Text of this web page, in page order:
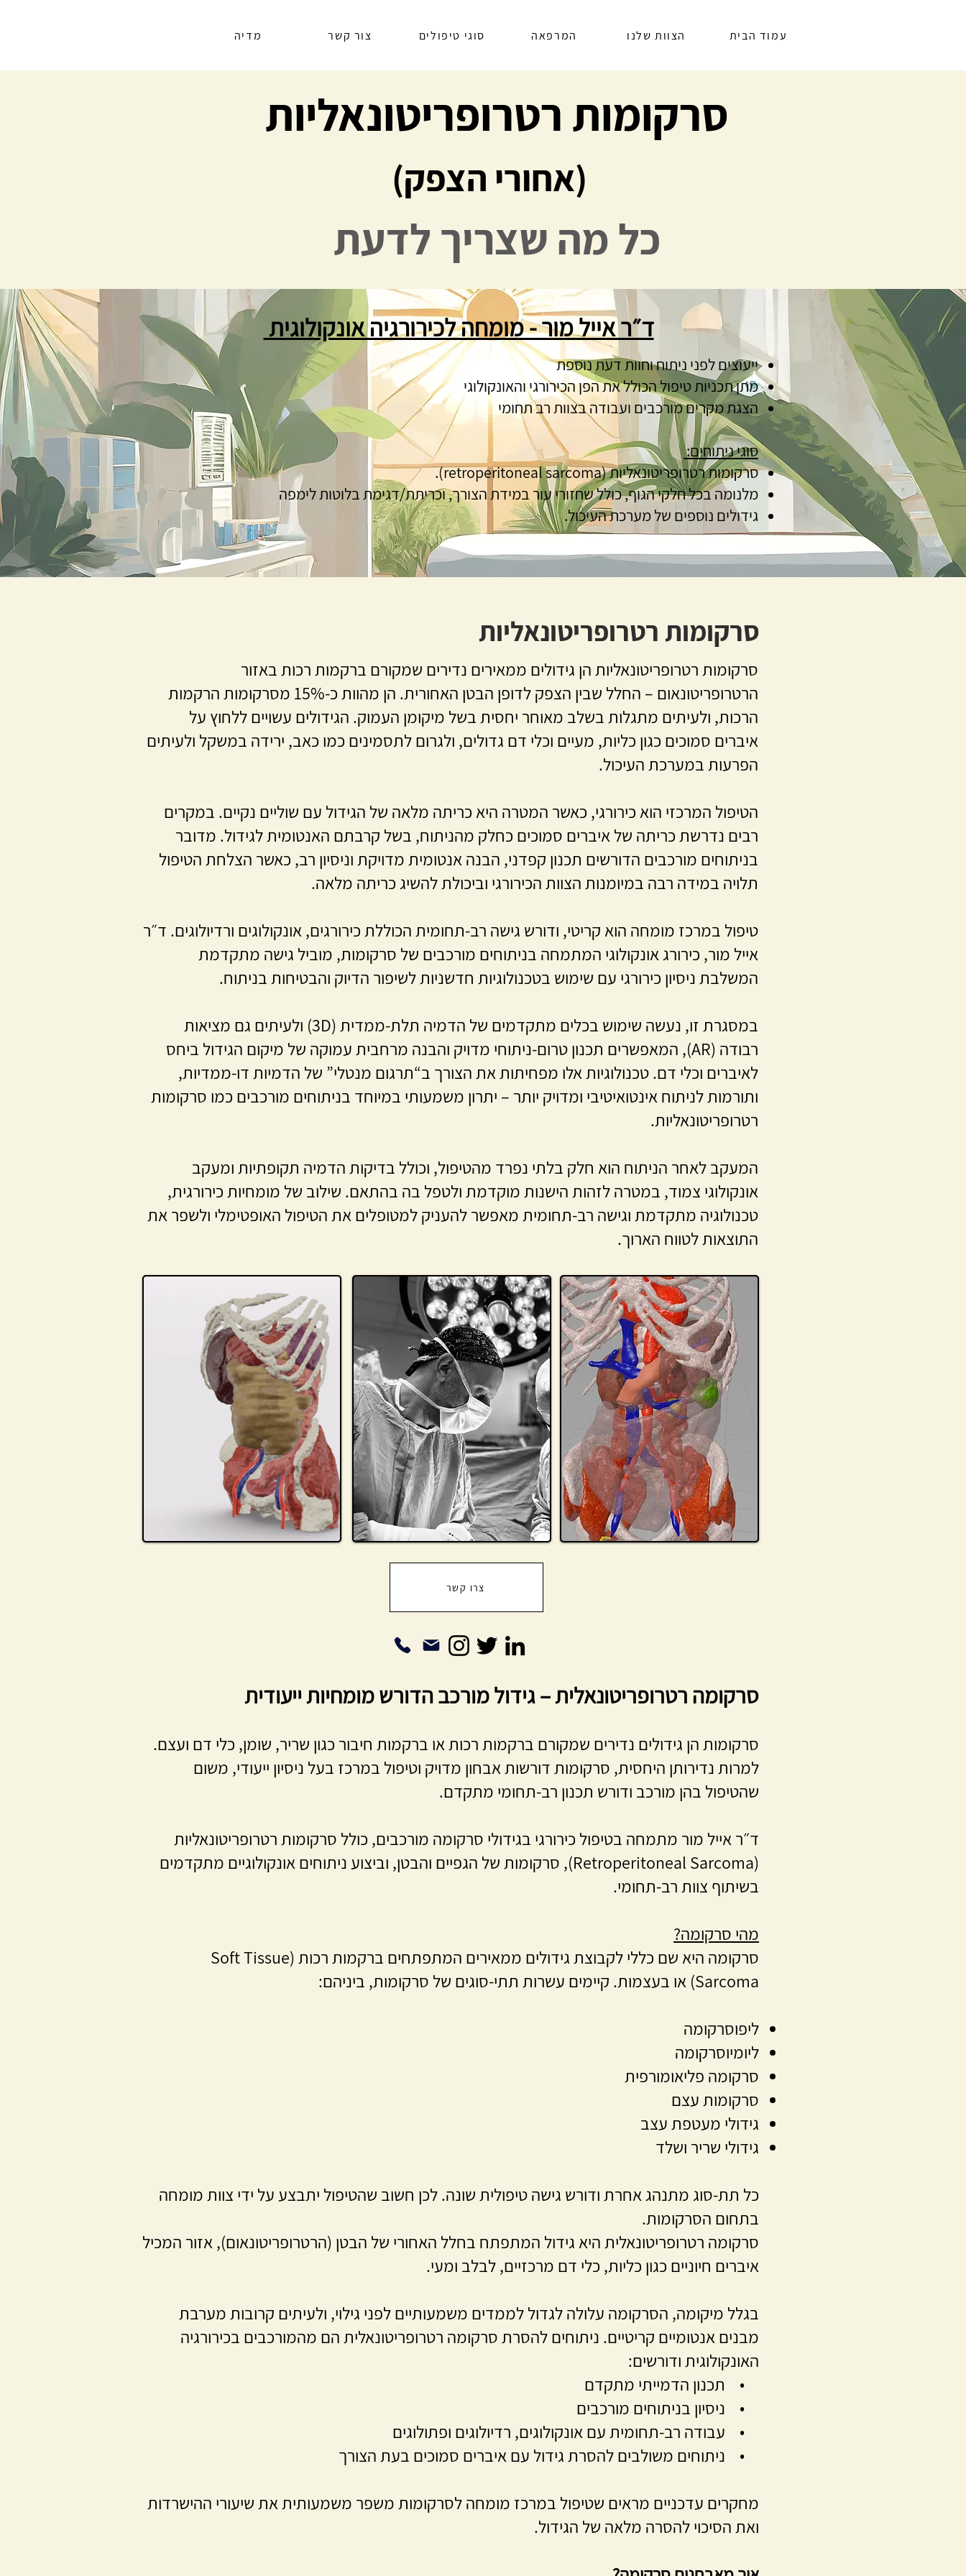
מדיה צור קשר סוגי טיפולים המרפאה הצוות שלנו עמוד הבית
סרקומות רטרופריטונאליות
(אחורי הצפק)
כל מה שצריך לדעת
ייעוצים לפני ניתוח וחוות דעת נוספת
מתן תכניות טיפול הכולל את הפן הכירורגי והאונקולוגי
הצגת מקרים מורכבים ועבודה בצוות רב תחומי
סוגי ניתוחים:
סרקומות רטרופריטונאליות (retroperitoneal sarcoma).
מלנומה בכל חלקי הגוף, כולל שחזורי עור במידת הצורך, וכריתת/דגימת בלוטות לימפה
גידולים נוספים של מערכת העיכול.
ד״ר אייל מור - מומחה לכירורגיה אונקולוגית
סרקומות רטרופריטונאליות
סרקומות רטרופריטונאליות הן גידולים ממאירים נדירים שמקורם ברקמות רכות באזור
הרטרופריטונאום – החלל שבין הצפק לדופן הבטן האחורית. הן מהוות כ-15% מסרקומות הרקמות
הרכות, ולעיתים מתגלות בשלב מאוחר יחסית בשל מיקומן העמוק. הגידולים עשויים ללחוץ על
איברים סמוכים כגון כליות, מעיים וכלי דם גדולים, ולגרום לתסמינים כמו כאב, ירידה במשקל ולעיתים
הפרעות במערכת העיכול.
הטיפול המרכזי הוא כירורגי, כאשר המטרה היא כריתה מלאה של הגידול עם שוליים נקיים. במקרים
רבים נדרשת כריתה של איברים סמוכים כחלק מהניתוח, בשל קרבתם האנטומית לגידול. מדובר
בניתוחים מורכבים הדורשים תכנון קפדני, הבנה אנטומית מדויקת וניסיון רב, כאשר הצלחת הטיפול
תלויה במידה רבה במיומנות הצוות הכירורגי וביכולת להשיג כריתה מלאה.
טיפול במרכז מומחה הוא קריטי, ודורש גישה רב-תחומית הכוללת כירורגים, אונקולוגים ורדיולוגים. ד״ר
אייל מור, כירורג אונקולוגי המתמחה בניתוחים מורכבים של סרקומות, מוביל גישה מתקדמת
המשלבת ניסיון כירורגי עם שימוש בטכנולוגיות חדשניות לשיפור הדיוק והבטיחות בניתוח.
במסגרת זו, נעשה שימוש בכלים מתקדמים של הדמיה תלת-ממדית (3D) ולעיתים גם מציאות
רבודה (AR), המאפשרים תכנון טרום-ניתוחי מדויק והבנה מרחבית עמוקה של מיקום הגידול ביחס
לאיברים וכלי דם. טכנולוגיות אלו מפחיתות את הצורך ב“תרגום מנטלי” של הדמיות דו-ממדיות,
ותורמות לניתוח אינטואיטיבי ומדויק יותר – יתרון משמעותי במיוחד בניתוחים מורכבים כמו סרקומות
רטרופריטונאליות.
המעקב לאחר הניתוח הוא חלק בלתי נפרד מהטיפול, וכולל בדיקות הדמיה תקופתיות ומעקב
אונקולוגי צמוד, במטרה לזהות הישנות מוקדמת ולטפל בה בהתאם. שילוב של מומחיות כירורגית,
טכנולוגיה מתקדמת וגישה רב-תחומית מאפשר להעניק למטופלים את הטיפול האופטימלי ולשפר את
התוצאות לטווח הארוך.
צרו קשר
סרקומה רטרופריטונאלית – גידול מורכב הדורש מומחיות ייעודית
סרקומות הן גידולים נדירים שמקורם ברקמות רכות או ברקמות חיבור כגון שריר, שומן, כלי דם ועצם.
למרות נדירותן היחסית, סרקומות דורשות אבחון מדויק וטיפול במרכז בעל ניסיון ייעודי, משום
שהטיפול בהן מורכב ודורש תכנון רב-תחומי מתקדם.
ד״ר אייל מור מתמחה בטיפול כירורגי בגידולי סרקומה מורכבים, כולל סרקומות רטרופריטונאליות
(Retroperitoneal Sarcoma), סרקומות של הגפיים והבטן, וביצוע ניתוחים אונקולוגיים מתקדמים
בשיתוף צוות רב-תחומי.
מהי סרקומה?
סרקומה היא שם כללי לקבוצת גידולים ממאירים המתפתחים ברקמות רכות (Soft Tissue
Sarcoma) או בעצמות. קיימים עשרות תתי-סוגים של סרקומות, ביניהם:​
ליפוסרקומה
ליומיוסרקומה
סרקומה פליאומורפית
סרקומות עצם
גידולי מעטפת עצב
גידולי שריר ושלד
כל תת-סוג מתנהג אחרת ודורש גישה טיפולית שונה. לכן חשוב שהטיפול יתבצע על ידי צוות מומחה
בתחום הסרקומות.
סרקומה רטרופריטונאלית היא גידול המתפתח בחלל האחורי של הבטן (הרטרופריטונאום), אזור המכיל
איברים חיוניים כגון כליות, כלי דם מרכזיים, לבלב ומעי.
בגלל מיקומה, הסרקומה עלולה לגדול לממדים משמעותיים לפני גילוי, ולעיתים קרובות מערבת
מבנים אנטומיים קריטיים. ניתוחים להסרת סרקומה רטרופריטונאלית הם מהמורכבים בכירורגיה
האונקולוגית ודורשים:
• תכנון הדמייתי מתקדם
• ניסיון בניתוחים מורכבים
• עבודה רב-תחומית עם אונקולוגים, רדיולוגים ופתולוגים
• ניתוחים משולבים להסרת גידול עם איברים סמוכים בעת הצורך
מחקרים עדכניים מראים שטיפול במרכז מומחה לסרקומות משפר משמעותית את שיעורי ההישרדות
ואת הסיכוי להסרה מלאה של הגידול.